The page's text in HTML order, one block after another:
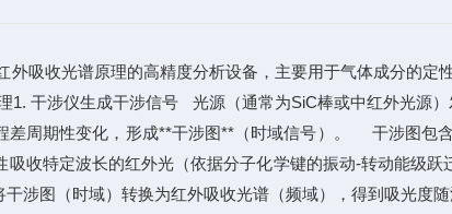
吸收光谱原理的高精度分析设备，主要用于气体成分的
1. 干涉仪生成干涉信号 光源（通常为SiC棒或中红外光
差周期性变化，形成**干涉图**（时域信号）。 干涉图
吸收特定波长的红外光（依据分子化学键的振动-转动能
涉图（时域）转换为红外吸收光谱（频域），得到吸光度